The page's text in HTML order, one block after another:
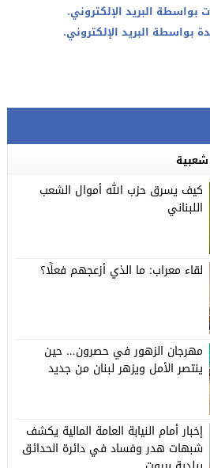
بواسطة البريد الإلكتروني.
بواسطة البريد الإلكتروني.
شعبية
كيف يسرق حزب الله أموال الشعب
اللبناني
لقاء معراب: ما الذي أزعجهم فعلًا؟
مهرجان الزهور في حصرون… حين
ينتصر الأمل ويزهر لبنان من جديد
إخبار أمام النيابة العامة المالية يكشف
شبهات هدر وفساد في دائرة الحدائق